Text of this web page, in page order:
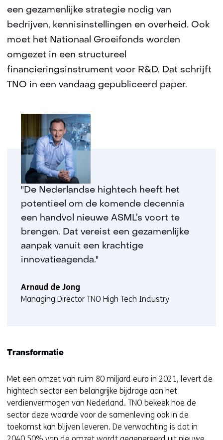
een gezamenlijke strategie nodig van
bedrijven, kennisinstellingen en overheid. Ook
moet het Nationaal Groeifonds worden
omgezet in een structureel
financieringsinstrument voor R&D. Dat schrijft
TNO in een vandaag gepubliceerd paper.
"De Nederlandse hightech heeft het
potentieel om de komende decennia
een handvol nieuwe ASML’s voort te
brengen. Dat vereist een gezamenlijke
aanpak vanuit een krachtige
innovatieagenda."
Arnaud de Jong
Managing Director TNO High Tech Industry
Transformatie
Met een omzet van ruim 80 miljard euro in 2021, levert de
hightech sector een belangrijke bijdrage aan het
verdienvermogen van Nederland. TNO bekeek hoe de
sector deze waarde voor de samenleving ook in de
toekomst kan blijven leveren. De verwachting is dat in